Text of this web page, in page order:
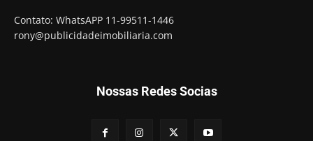
Contato: WhatsAPP 11-99511-1446
rony@publicidadeimobiliaria.com
Nossas Redes Socias